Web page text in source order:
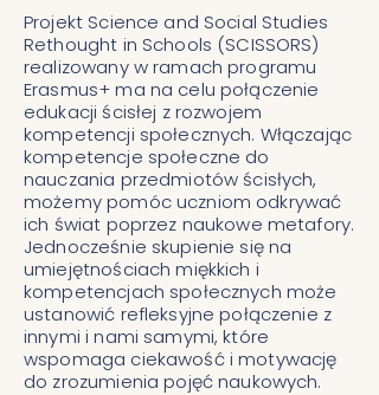
Projekt Science and Social Studies
Rethought in Schools (SCISSORS)
realizowany w ramach programu
Erasmus+ ma na celu połączenie
edukacji ścisłej z rozwojem
kompetencji społecznych. Włączając
kompetencje społeczne do
nauczania przedmiotów ścisłych,
możemy pomóc uczniom odkrywać
ich świat poprzez naukowe metafory.
Jednocześnie skupienie się na
umiejętnościach miękkich i
kompetencjach społecznych może
ustanowić refleksyjne połączenie z
innymi i nami samymi, które
wspomaga ciekawość i motywację
do zrozumienia pojęć naukowych.